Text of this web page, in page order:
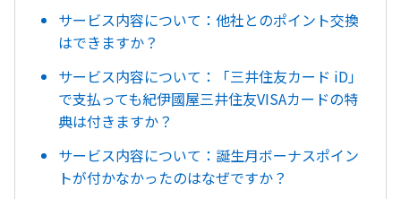
サービス内容について：他社とのポイント交換
はできますか？
サービス内容について：「三井住友カード iD」
で支払っても紀伊國屋三井住友VISAカードの特
典は付きますか？
サービス内容について：誕生月ボーナスポイン
トが付かなかったのはなぜですか？